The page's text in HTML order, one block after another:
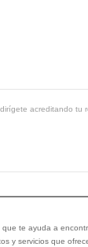
acreditando tu
te ayuda a
y servicios que